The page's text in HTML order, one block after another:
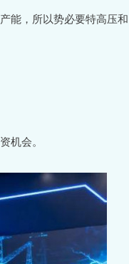
能，所以势必要特高压和
机会。